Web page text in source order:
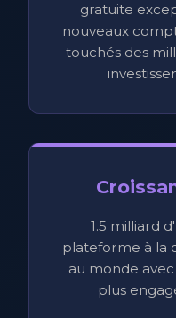
gratuite
nouveaux
touchés des
1.5 milliard
plateforme à la
au monde
plus